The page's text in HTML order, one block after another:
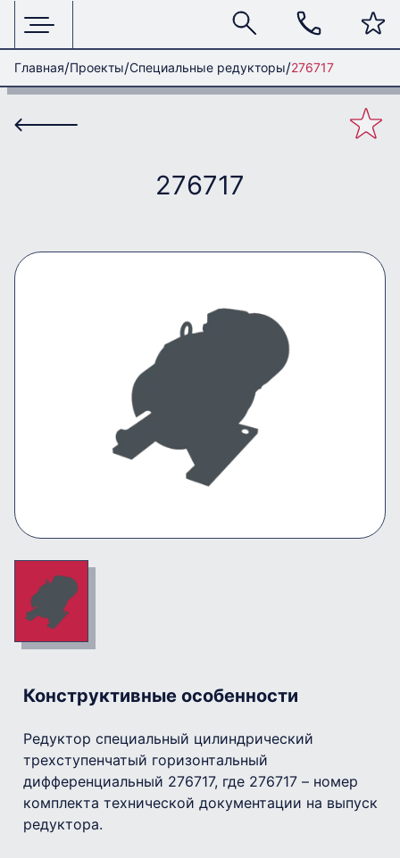
Главная Проекты Специальные редукторы 276717
276717
Конструктивные особенности
Редуктор специальный цилиндрический
трехступенчатый горизонтальный
дифференциальный 276717, где 276717 – номер
комплекта технической документации на выпуск
редуктора.